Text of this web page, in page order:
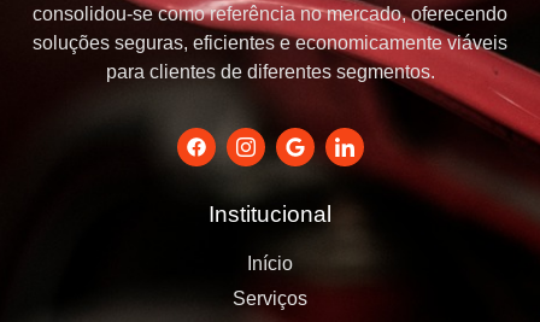
consolidou-se como referência no mercado, oferecendo
soluções seguras, eficientes e economicamente viáveis
para clientes de diferentes segmentos.
Institucional
Início
Serviços